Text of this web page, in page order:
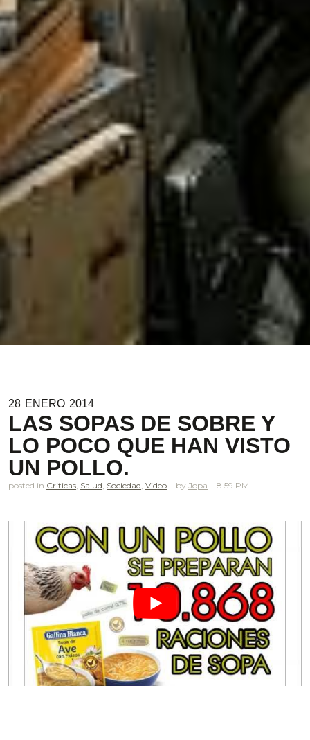
28 ENERO 2014
LAS SOPAS DE SOBRE Y
LO POCO QUE HAN VISTO
UN POLLO.
posted in Criticas, Salud, Sociedad, Video Jopa 8.59 PM